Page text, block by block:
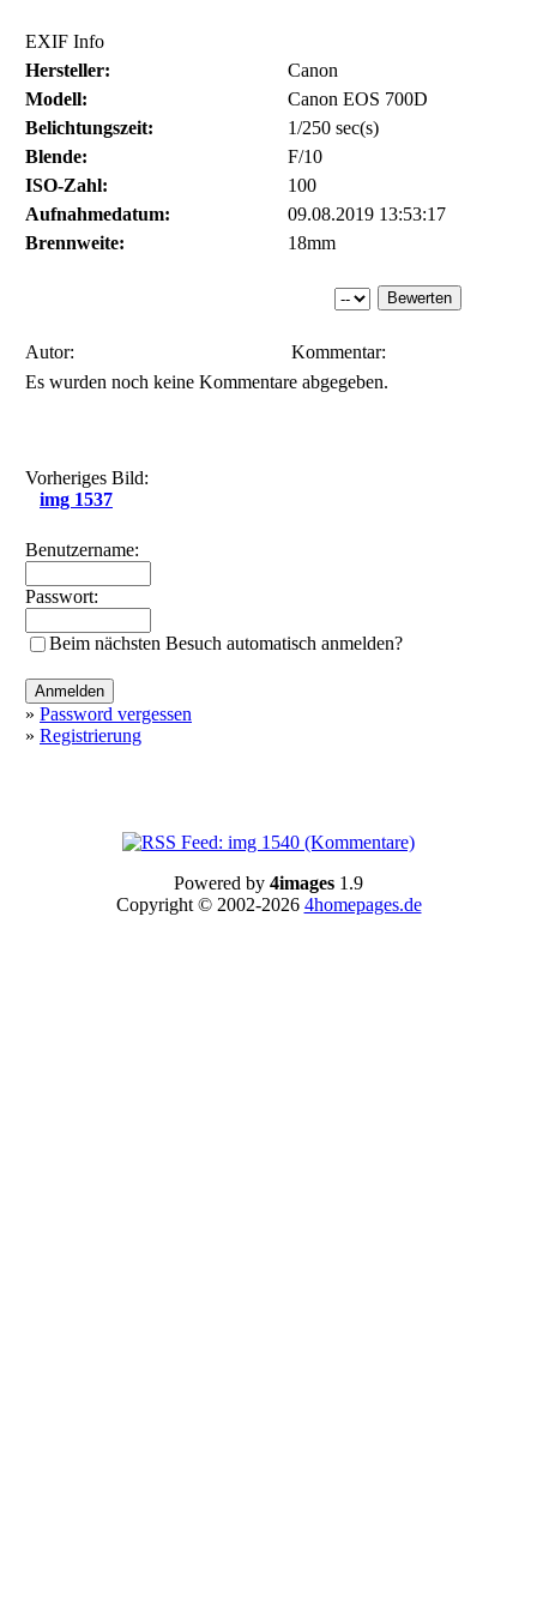
EXIF Info
Hersteller:
Canon
Modell:
Canon EOS 700D
Belichtungszeit:
1/250 sec(s)
Blende:
F/10
ISO-Zahl:
100
Aufnahmedatum:
09.08.2019 13:53:17
Brennweite:
18mm
Autor:
Kommentar:
Es wurden noch keine Kommentare abgegeben.
Vorheriges Bild:
img 1537
Benutzername:
Passwort:
Beim nächsten Besuch automatisch anmelden?
» Password vergessen
» Registrierung
Powered by 4images 1.9
Copyright © 2002-2026 4homepages.de